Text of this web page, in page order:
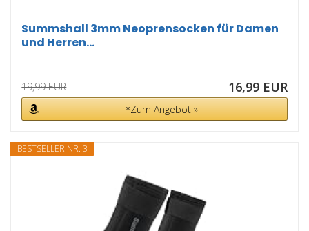
Summshall 3mm Neoprensocken für Damen
und Herren...
19,99 EUR 16,99 EUR
*Zum Angebot »
BESTSELLER NR. 3